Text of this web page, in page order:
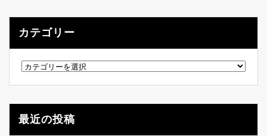
カテゴリー
カ
リ
ー
最近の投稿